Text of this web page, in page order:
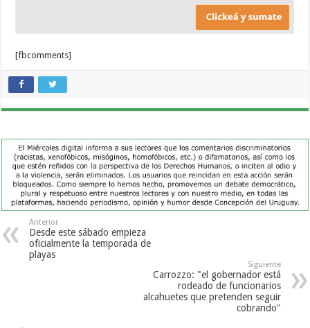
[fbcomments]
Anterior
Desde este sábado empieza
oficialmente la temporada de
playas
Siguiente
Carrozzo: "el gobernador está
rodeado de funcionarios
alcahuetes que pretenden seguir
cobrando"